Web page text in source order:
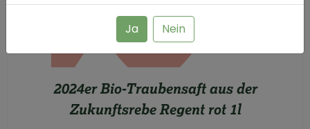
Ja Nein
2024er Bio-Traubensaft aus der
Zukunftsrebe Regent rot 1l